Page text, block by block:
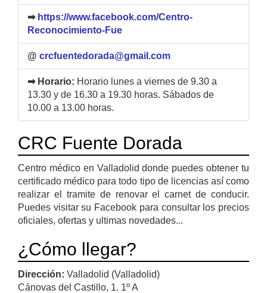
➡ https://www.facebook.com/Centro-
Reconocimiento-Fue
@ crcfuentedorada@gmail.com
➡ Horario: Horario lunes a viernes de 9.30 a
13.30 y de 16.30 a 19.30 horas. Sábados de
10.00 a 13.00 horas.
CRC Fuente Dorada
Centro médico en Valladolid donde puedes obtener tu
certificado médico para todo tipo de licencias así como
realizar el tramite de renovar el carnet de conducir.
Puedes visitar su Facebook para consultar los precios
oficiales, ofertas y ultimas novedades...
¿Cómo llegar?
Dirección: Valladolid (Valladolid)
Cánovas del Castillo, 1. 1º A